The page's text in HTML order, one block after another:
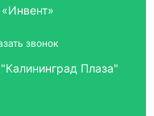
звонок
Плаза"